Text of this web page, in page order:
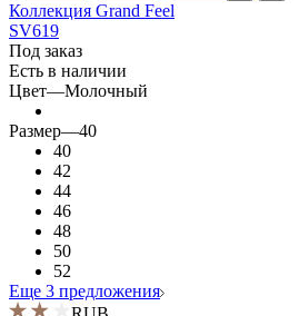
Коллекция Grand Feel
SV619
Под заказ
Есть в наличии
Цвет—Молочный
Размер—40
40
42
44
46
48
50
52
Еще 3 предложения